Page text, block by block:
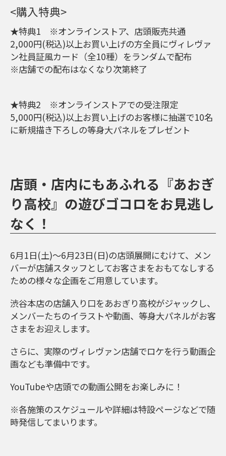
<購入特典>
★特典1 ※オンラインストア、店頭販売共通
2,000円(税込)以上お買い上げの方全員にヴィレヴァ
ン社員証風カード（全10種）をランダムで配布
※店舗での配布はなくなり次第終了
★特典2 ※オンラインストアでの受注限定
5,000円(税込)以上お買い上げのお客様に抽選で10名
に新規描き下ろしの等身大パネルをプレゼント
店頭・店内にもあふれる『あおぎ
り高校』の遊びゴコロをお見逃し
なく！
6月1日(土)～6月23日(日)の店頭展開にむけて、メン
バーが店舗スタッフとしてお客さまをおもてなしする
ための様々な企画をご用意しています。
渋谷本店の店舗入り口をあおぎり高校がジャックし、
メンバーたちのイラストや動画、等身大パネルがお客
さまをお迎えします。
さらに、実際のヴィレヴァン店舗でロケを行う動画企
画なども準備中です。
YouTubeや店頭での動画公開をお楽しみに！
※各施策のスケジュールや詳細は特設ページなどで随
時発信してまいります。